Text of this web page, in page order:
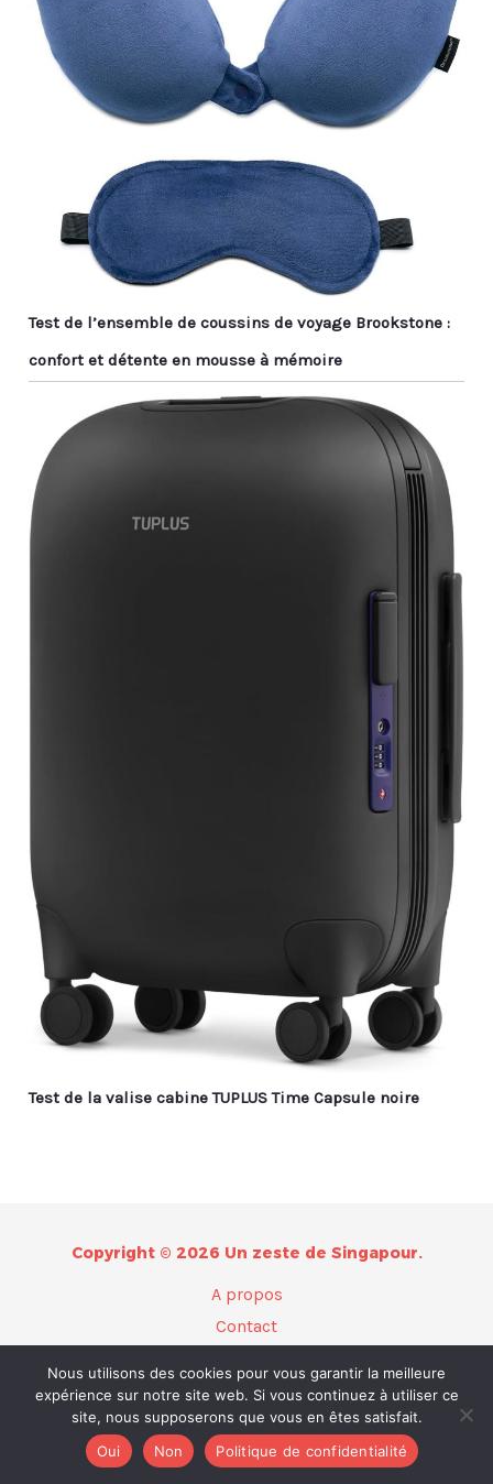
Test de l’ensemble de coussins de voyage Brookstone :
confort et détente en mousse à mémoire
Test de la valise cabine TUPLUS Time Capsule noire
Copyright © 2026 Un zeste de Singapour.
A propos
Contact
Mentions légales
Politique de confidentialité
Nous utilisons des cookies pour vous garantir la meilleure
expérience sur notre site web. Si vous continuez à utiliser ce
site, nous supposerons que vous en êtes satisfait.
Oui
Non Politique de confidentialité